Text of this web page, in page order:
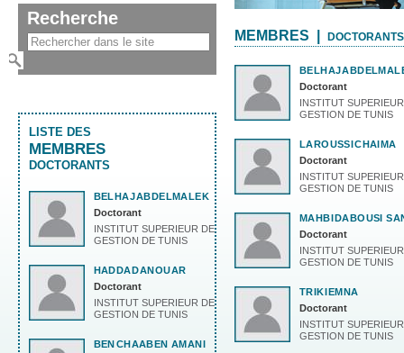
MEMBRES | DOCTORANTS
BELHAJ
Doctorant
INSTITUT
GESTION DE TUNIS
LAROUSSICHAIMA
Doctorant
INSTITUT
GESTION DE TUNIS
MAHBIDABOUSI
Doctorant
INSTITUT
GESTION DE TUNIS
TRIKIEMNA
Doctorant
INSTITUT
GESTION DE TUNIS
Recherche
LISTE DES
MEMBRES
DOCTORANTS
BELHAJABDELMALEK
Doctorant
INSTITUT SUPERIEUR DE
GESTION DE TUNIS
HADDADANOUAR
Doctorant
INSTITUT SUPERIEUR DE
GESTION DE TUNIS
BENCHAABEN AMANI